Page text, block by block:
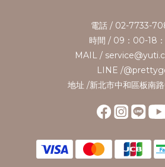
電話 / 02-7733-
時間 / 09：00-18
MAIL /
LINE /
地址 /新北市中和區板南